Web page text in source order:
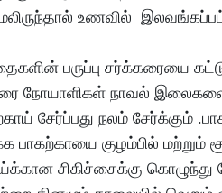
உணவில்
பருப்பு சர்க்கரையை
நோயாளிகள் நாவல் இலைகளை
சேர்ப்பது நலம் சேர்க்கும்
பாகற்காயை குழம்பில் மற்றும்
சிகிச்சைக்கு கொழுந்து